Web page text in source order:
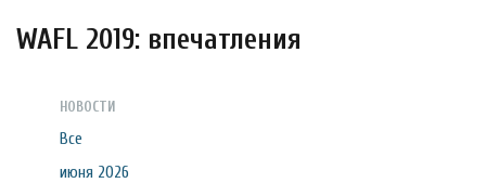
WAFL 2019: впечатления
НОВОСТИ
Все
июня 2026